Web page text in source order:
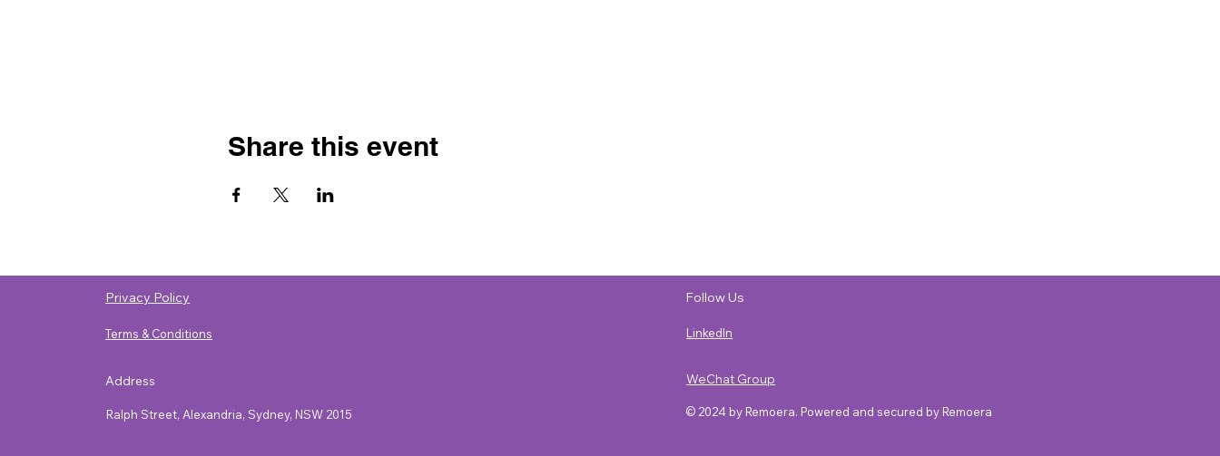
Share this event
Privacy Policy
Terms & Conditions
Address
Ralph Street, Alexandria, Sydney, NSW 2015
Follow Us
LinkedIn
WeChat Group
© 2024 by Remoera. Powered and secured by Remoera